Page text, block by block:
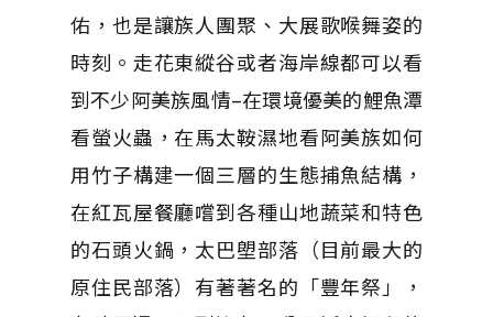
佑，也是讓族人團聚、大展歌喉舞姿的
時刻。走花東縱谷或者海岸線都可以看
到不少阿美族風情–在環境優美的鯉魚潭
看螢火蟲，在馬太鞍濕地看阿美族如何
用竹子構建一個三層的生態捕魚結構，
在紅瓦屋餐廳嚐到各種山地蔬菜和特色
的石頭火鍋，太巴塱部落（目前最大的
原住民部落）有著著名的「豐年祭」，